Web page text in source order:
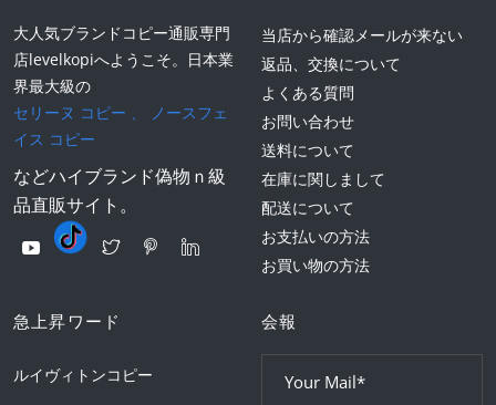
大人気ブランドコピー通販専門
店levelkopiへようこそ。日本業
界最大級の
セリーヌ コピー 、
ノースフェ
イス コピー
などハイブランド偽物ｎ級
品直販サイト。
当店から確認メールが来ない
返品、交換について
よくある質問
お問い合わせ
送料について
在庫に関しまして
配送について
お支払いの方法
お買い物の方法
急上昇ワード
ルイヴィトンコピー
会報